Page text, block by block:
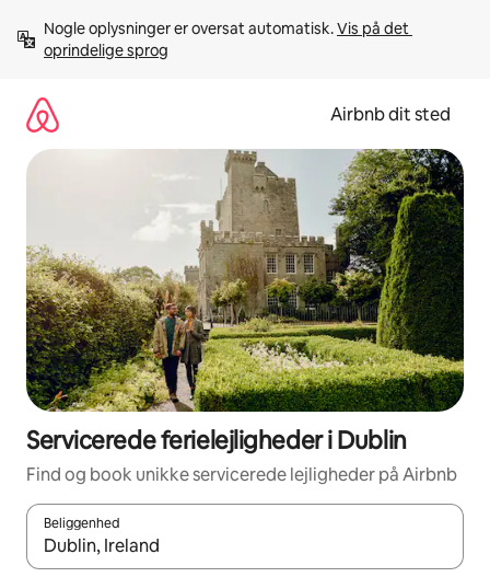
videre
Nogle oplysninger er oversat automatisk. Vis på det
oprindelige sprog
Airbnb dit sted
Servicerede ferielejligheder i Dublin
Find og book unikke servicerede lejligheder på Airbnb
Beliggenhed
Når resultaterne er tilgængelige, skal du navigere med